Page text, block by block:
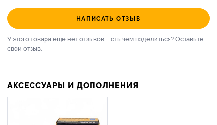
НАПИСАТЬ ОТЗЫВ
У этого товара ещё нет отзывов. Есть чем поделиться?Оставьте
свой отзыв.
АКСЕССУАРЫ И ДОПОЛНЕНИЯ